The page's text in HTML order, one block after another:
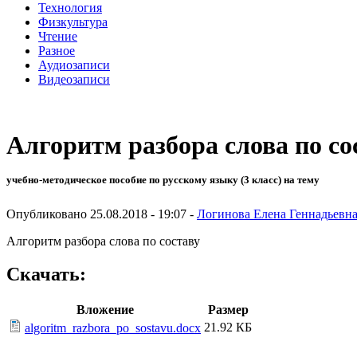
Технология
Физкультура
Чтение
Разное
Аудиозаписи
Видеозаписи
Алгоритм разбора слова по
учебно-методическое пособие по русскому языку (3 класс) на тему
Опубликовано 25.08.2018 - 19:07 - Логинова Елена Геннадьевна
Алгоритм разбора слова по составу
Скачать:
Вложение
Размер
algoritm_razbora_po_sostavu.docx 21.92 КБ